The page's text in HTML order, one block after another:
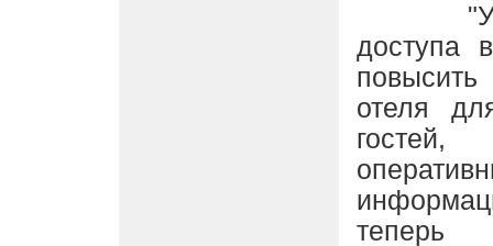
доступа
отеля
гостей,
теперь